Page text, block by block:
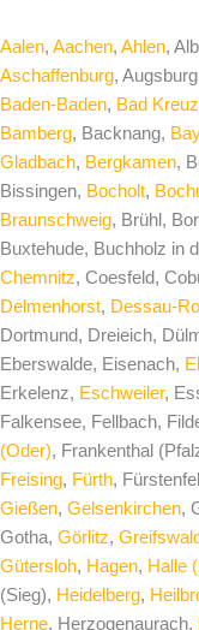
Aalen, Aachen, Ahlen,
Aschaffenburg,
Baden-Baden, Bad
Bamberg, Backnang,
Gladbach, Bergkamen,
Bissingen, Bocholt,
Braunschweig, Brühl,
Buxtehude, Buchholz in
Chemnitz, Coesfeld,
Delmenhorst, Dessau-
Dortmund, Dreieich,
Eberswalde, Eisenach,
Erkelenz, Eschweiler,
Falkensee, Fellbach,
(Oder), Frankenthal
Freising, Fürth,
Gießen, Gelsenkirchen,
Gotha, Görlitz, Greifswald
Gütersloh, Hagen, Halle
(Sieg), Heidelberg,
Herne, Herzogenaurach,